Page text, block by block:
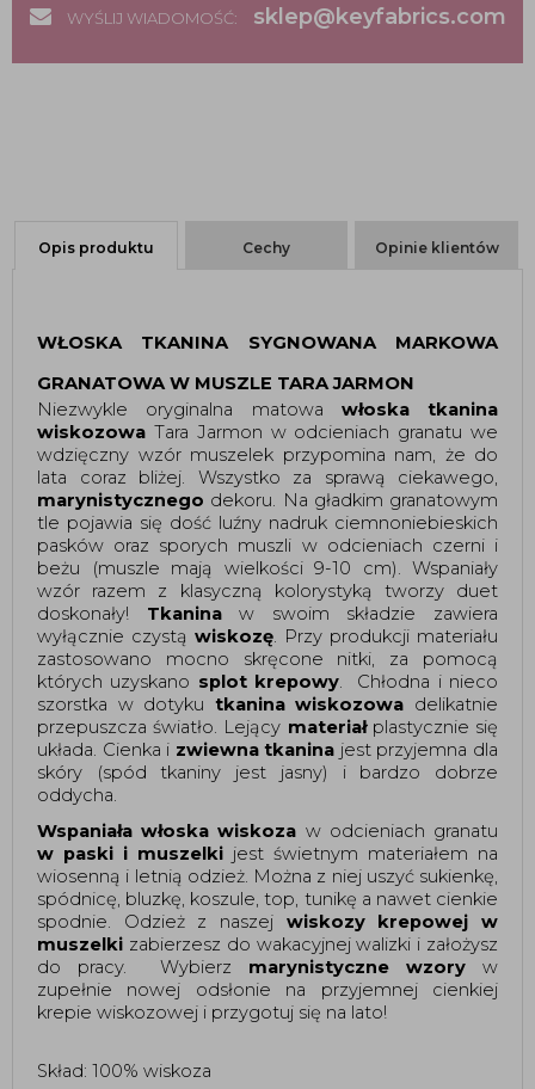
WYŚLIJ WIADOMOŚĆ: sklep@keyfabrics.com
Opis produktu Cechy Opinie klientów
WŁOSKA TKANINA SYGNOWANA MARKOWA
GRANATOWA W MUSZLE TARA JARMON
Niezwykle oryginalna matowa włoska tkanina
wiskozowa Tara Jarmon w odcieniach granatu we
wdzięczny wzór muszelek przypomina nam, że do
marynistycznego dekoru. Na gładkim granatowym
tle pojawia się dość luźny nadruk ciemnoniebieskich
pasków oraz sporych muszli w odcieniach czerni i
beżu (muszle mają wielkości 9-10 cm). Wspaniały
wzór razem z klasyczną kolorystyką tworzy duet
doskonały! Tkanina w swoim składzie zawiera
wyłącznie czystą wiskozę. Przy produkcji materiału
zastosowano mocno skręcone nitki, za pomocą
których uzyskano splot krepowy.
Chłodna i nieco
szorstka w dotyku tkanina wiskozowa delikatnie
przepuszcza światło. Lejący materiał plastycznie się
układa. Cienka i zwiewna tkanina jest przyjemna dla
skóry (spód tkaniny jest jasny) i bardzo dobrze
oddycha.
Wspaniała włoska wiskoza
w paski i muszelki jest świetnym materiałem na
wiosenną i letnią odzież. Można z niej uszyć sukienkę,
spódnicę, bluzkę, koszule, top, tunikę a nawet cienkie
spodnie. Odzież z naszej wiskozy krepowej w
muszelki zabierzesz do wakacyjnej walizki i założysz
do pracy.  Wybierz marynistyczne wzory w
zupełnie nowej odsłonie na przyjemnej cienkiej
krepie wiskozowej i przygotuj się na lato!
Skład: 100% wiskoza